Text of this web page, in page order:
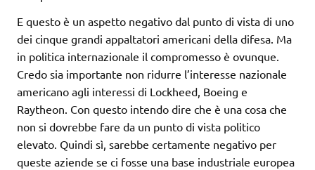
E questo è un aspetto negativo dal punto di vista di uno
dei cinque grandi appaltatori americani della difesa. Ma
in politica internazionale il compromesso è ovunque.
Credo sia importante non ridurre l’interesse nazionale
americano agli interessi di Lockheed, Boeing e
Raytheon. Con questo intendo dire che è una cosa che
non si dovrebbe fare da un punto di vista politico
elevato. Quindi sì, sarebbe certamente negativo per
queste aziende se ci fosse una base industriale europea